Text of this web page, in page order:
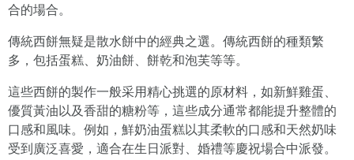
合的場合。
傳統西餅無疑是散水餅中的經典之選。傳統西餅的種類繁
多，包括蛋糕、奶油餅、餅乾和泡芙等等。
這些西餅的製作一般采用精心挑選的原材料，如新鮮雞蛋、
優質黃油以及香甜的糖粉等，這些成分通常都能提升整體的
口感和風味。例如，鮮奶油蛋糕以其柔軟的口感和天然奶味
受到廣泛喜愛，適合在生日派對、婚禮等慶祝場合中派發。